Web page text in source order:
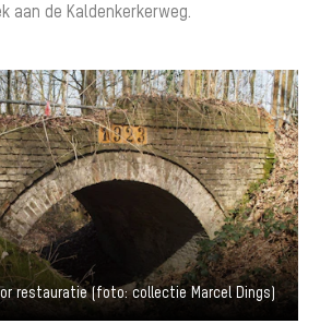
aan de Kaldenkerkerweg.
restauratie (foto: collectie Marcel Dings)